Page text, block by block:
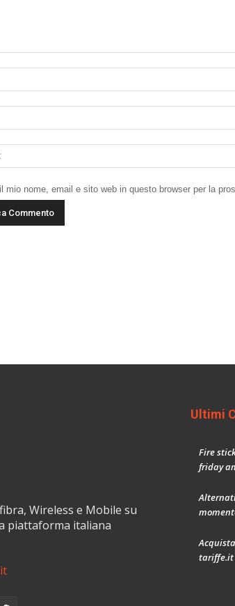
mio nome, email e sito web in questo browser per la
Wireless e Mobile su
piattaforma italiana
Ultimi
Fire
friday
tariffe.it